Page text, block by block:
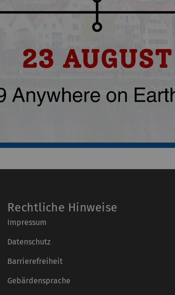
Rechtliche Hinweise
Impressum
Datenschutz
Barrierefreiheit
Gebärdensprache